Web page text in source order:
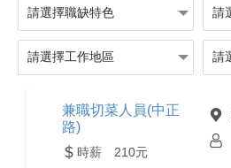
兼職切菜人員(中正
路)
時薪 210元